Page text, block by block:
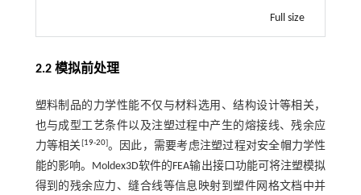
Full size
2.2 模拟前处理
塑料制品的力学性能不仅与材料选用、结构设计等相关，
也与成型工艺条件以及注塑过程中产生的熔接线、残余应
力等相关[19-20]。因此，需要考虑注塑过程对安全帽力学性
能的影响。Moldex3D软件的FEA输出接口功能可将注塑模拟
得到的残余应力、缝合线等信息映射到塑件网格文档中并